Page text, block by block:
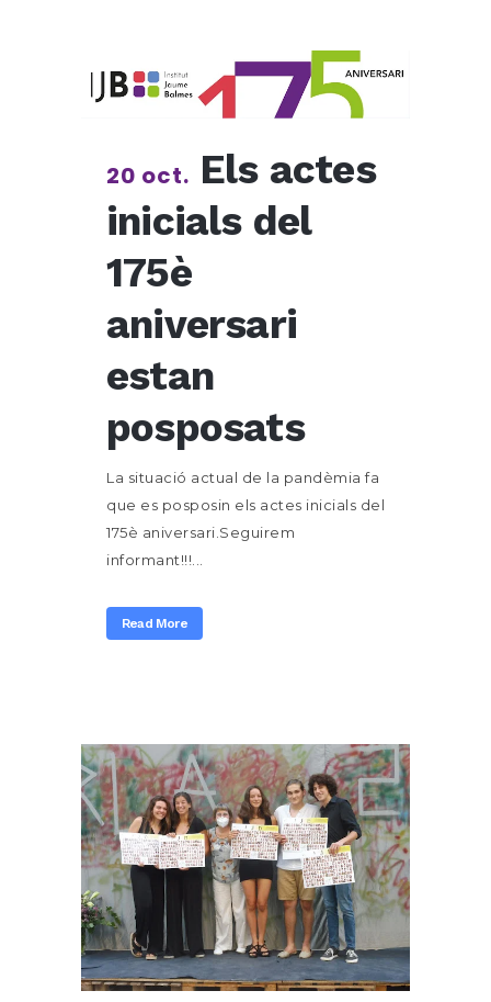
20 oct. Els actes
inicials del
175è
aniversari
estan
posposats
La situació actual de la pandèmia fa
que es posposin els actes inicials del
175è aniversari.Seguirem
informant!!!...
Read More